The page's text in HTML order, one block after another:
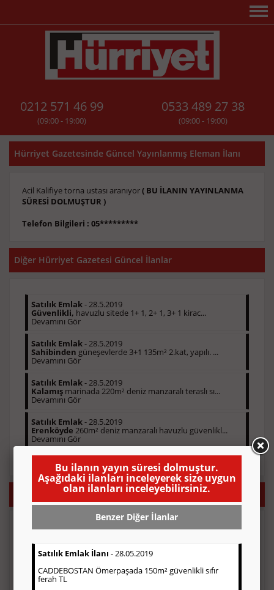
0212 571 46 99
(09:00 - 19:00)
0533 489 27 38
(09:00 - 19:00)
Hürriyet Gazetesinde Güncel Yayınlanmış Eleman İlanı
Acil Kalifiye torna ustası aranıyor( BU İLANIN YAYINLANMA
SÜRESİ DOLMUŞTUR )
Telefon Bilgileri : 05*********
Diğer Hürriyet Gazetesi Güncel İlanlar
Satılık Emlak- 28.5.2019
Güvenlikli, havuzlu sitede 1+ 1, 2+ 1, 3+ 1 kirac...
Devamını Gör
Satılık Emlak- 28.5.2019
Sahibinden güneşevlerde 3+1 135m² 2.kat, yapılı. ...
Devamını Gör
Satılık Emlak- 28.5.2019
Kalamış marinada 220m² deniz manzaralı teraslı sı...
Devamını Gör
Satılık Emlak- 28.5.2019
Erenköyde 260m² deniz manzaralı havuzlu güvenlikl...
Devamını Gör
Eleman İlanı Vermek İstiyorsanız Sizi Arayalım!
Telefon numaranızı gönderin, sizi hemen arayalım.
Bu ilanın yayın süresi dolmuştur.
Aşağıdaki ilanları inceleyerek size uygun
olan ilanları inceleyebilirsiniz.
Benzer Diğer İlanlar
Satılık Emlak İlanı - 28.05.2019
CADDEBOSTAN Ömerpaşada 150m² güvenlikli sıfır
ferah TL